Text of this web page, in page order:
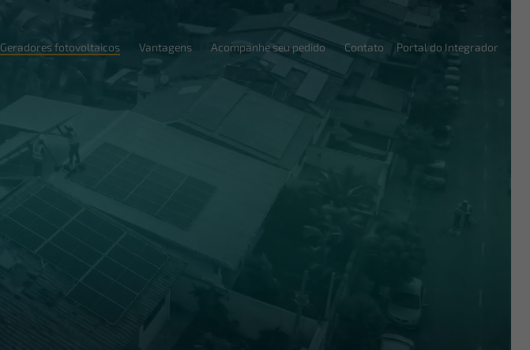
Geradores fotovoltaicos Vantagens Acompanhe seu pedido Contato Portal do Integrador